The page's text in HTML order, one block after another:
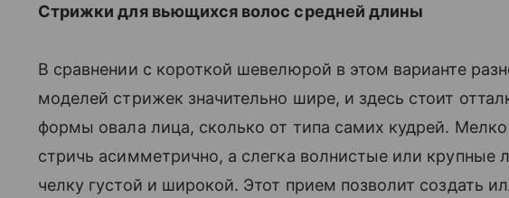
Стрижки для вьющихся волос средней длины
В сравнении с короткой шевелюрой в этом варианте
моделей стрижек значительно шире, и здесь стоит
формы овала лица, сколько от типа самих кудрей.
стричь асимметрично, а слегка волнистые или крупные
челку густой и широкой. Этот прием позволит создать